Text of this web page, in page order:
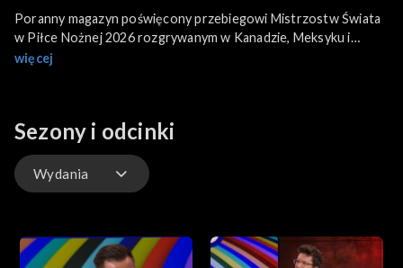
Poranny magazyn poświęcony przebiegowi Mistrzostw Świata
w Piłce Nożnej 2026 rozgrywanym w Kanadzie, Meksyku i
Stanach Zjednoczonych.
więcej
Sezony i odcinki
Wydania